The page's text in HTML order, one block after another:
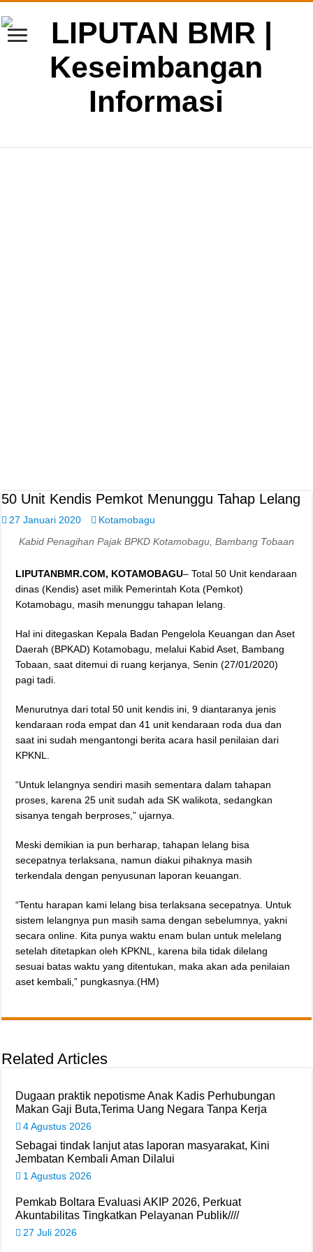
50 Unit Kendis Pemkot Menunggu Tahap Lelang
27 Januari 2020
Kotamobagu
Kabid Penagihan Pajak BPKD Kotamobagu, Bambang Tobaan
LIPUTANBMR.COM, KOTAMOBAGU– Total 50 Unit kendaraan
dinas (Kendis) aset milik Pemerintah Kota (Pemkot)
Kotamobagu, masih menunggu tahapan lelang.
Hal ini ditegaskan Kepala Badan Pengelola Keuangan dan Aset
Daerah (BPKAD) Kotamobagu, melalui Kabid Aset, Bambang
Tobaan, saat ditemui di ruang kerjanya, Senin (27/01/2020)
pagi tadi.
Menurutnya dari total 50 unit kendis ini, 9 diantaranya jenis
kendaraan roda empat dan 41 unit kendaraan roda dua dan
saat ini sudah mengantongi berita acara hasil penilaian dari
KPKNL.
“Untuk lelangnya sendiri masih sementara dalam tahapan
proses, karena 25 unit sudah ada SK walikota, sedangkan
sisanya tengah berproses,” ujarnya.
Meski demikian ia pun berharap, tahapan lelang bisa
secepatnya terlaksana, namun diakui pihaknya masih
terkendala dengan penyusunan laporan keuangan.
“Tentu harapan kami lelang bisa terlaksana secepatnya. Untuk
sistem lelangnya pun masih sama dengan sebelumnya, yakni
secara online. Kita punya waktu enam bulan untuk melelang
setelah ditetapkan oleh KPKNL, karena bila tidak dilelang
sesuai batas waktu yang ditentukan, maka akan ada penilaian
aset kembali,” pungkasnya.(HM)
Related Articles
Dugaan praktik nepotisme Anak Kadis Perhubungan
Makan Gaji Buta,Terima Uang Negara Tanpa Kerja
4 Agustus 2026
Sebagai tindak lanjut atas laporan masyarakat, Kini
Jembatan Kembali Aman Dilalui
1 Agustus 2026
Pemkab Boltara Evaluasi AKIP 2026, Perkuat
Akuntabilitas Tingkatkan Pelayanan Publik////
27 Juli 2026